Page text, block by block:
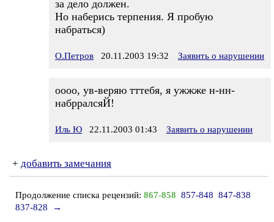
за дело должен.
Но наберись терпения. Я пробую
набраться)
О.Петров 20.11.2003 19:32 Заявить о нарушении
оооо, ув-веряю тттебя, я ужжже н-нн-
набрралсяЙ!
Иль Ю 22.11.2003 01:43 Заявить о нарушении
+ добавить замечания
Продолжение списка рецензий: 867-858 857-848 847-838
837-828
→